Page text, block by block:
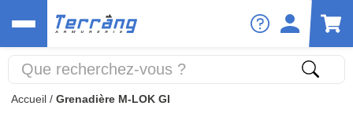
Accueil / Grenadière M-LOK GI